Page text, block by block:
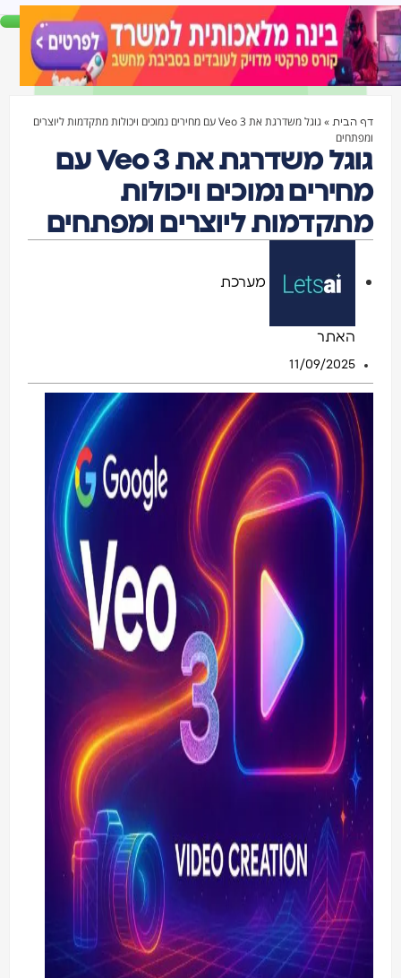
הבית»
גוגל משדרגת את Veo 3 עם מחירים נמוכים ויכולות מתקדמות ליוצרים
גוגל משדרגת את Veo 3 עם
נמוכים ויכולות
ליוצרים ומפתחים
מערכת
האתר
11/09/2025